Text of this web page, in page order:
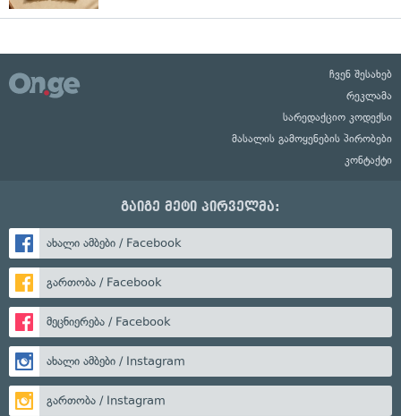
ჩვენ შესახებ
რეკლამა
სარედაქციო კოდექსი
მასალის გამოყენების პირობები
კონტაქტი
გაიგე მეტი პირველმა:
ახალი ამბები / Facebook
გართობა / Facebook
მეცნიერება / Facebook
ახალი ამბები / Instagram
გართობა / Instagram